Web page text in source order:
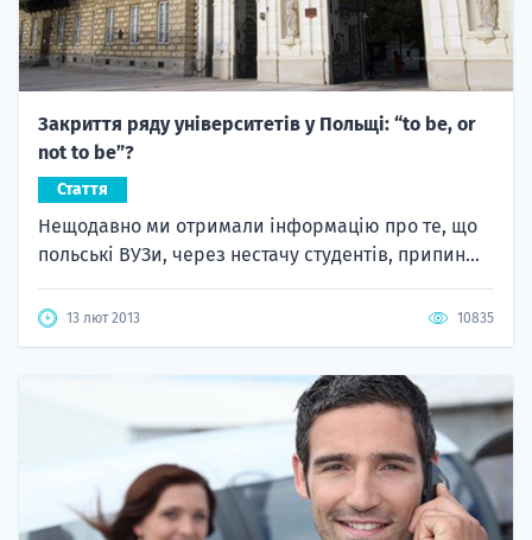
Закриття ряду університетів у Польщі: “to be, or
not to be”?
Стаття
Нещодавно ми отримали інформацію про те, що
польські ВУЗи, через нестачу студентів, припин...
13 лют 2013 10835